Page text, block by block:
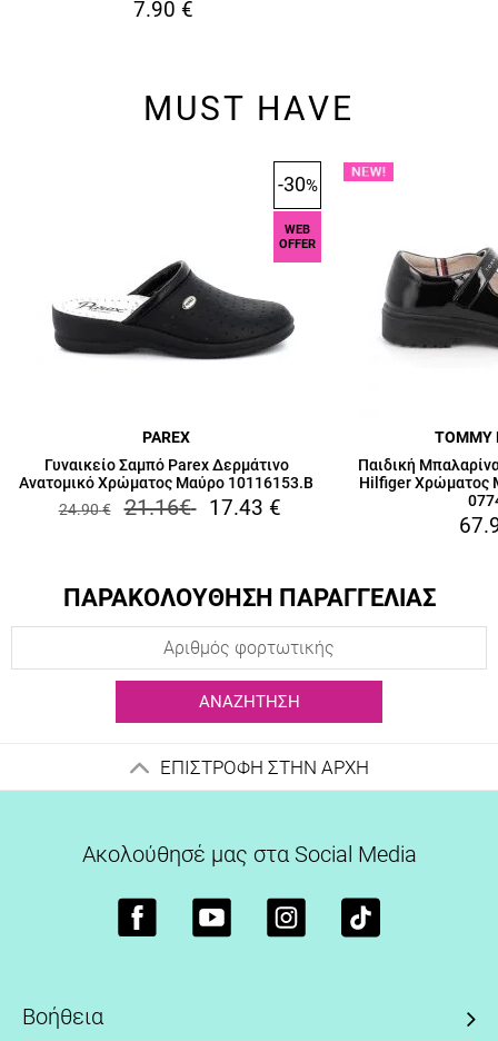
7.90 €
MUST HAVE
-30%
WEB
OFFER
PAREX
Γυναικείο Σαμπό Parex Δερμάτινο
Ανατομικό Χρώματος Μαύρο 10116153.B
24.90€ 21.16€ 17.43 €
TOMMY
Παιδική
Hilfiger Χρώματος
ΠΑΡΑΚΟΛΟΥΘΗΣΗ ΠΑΡΑΓΓΕΛΙΑΣ
ΑΝΑΖΉΤΗΣΗ
ΕΠΙΣΤΡΟΦΗ ΣΤΗΝ ΑΡΧΗ
Ακολούθησέ μας στα Social Media
Βοήθεια